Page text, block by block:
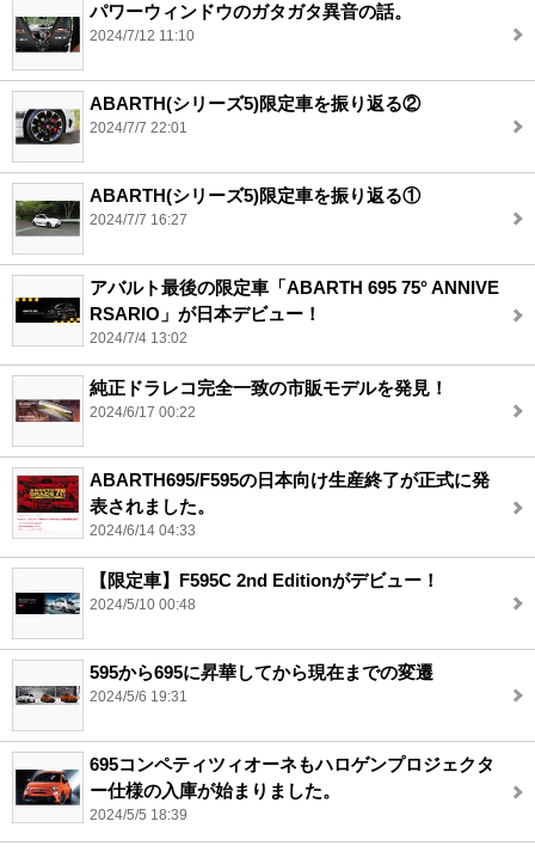
パワーウィンドウのガタガタ異音の話。
2024/7/12 11:10
ABARTH(シリーズ5)限定車を振り返る②
2024/7/7 22:01
ABARTH(シリーズ5)限定車を振り返る①
2024/7/7 16:27
アバルト最後の限定車「ABARTH 695 75° ANNIVE
RSARIO」が日本デビュー！
2024/7/4 13:02
純正ドラレコ完全一致の市販モデルを発見！
2024/6/17 00:22
ABARTH695/F595の日本向け生産終了が正式に発
表されました。
2024/6/14 04:33
【限定車】F595C 2nd Editionがデビュー！
2024/5/10 00:48
595から695に昇華してから現在までの変遷
2024/5/6 19:31
695コンペティツィオーネもハロゲンプロジェクタ
ー仕様の入庫が始まりました。
2024/5/5 18:39